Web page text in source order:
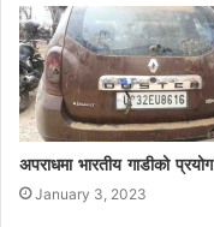
अपराधमा भारतीय गाडीको प्रयोग
January 3, 2023